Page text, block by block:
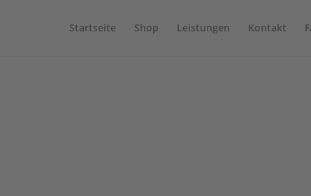
Startseite Shop Leistungen Kontakt